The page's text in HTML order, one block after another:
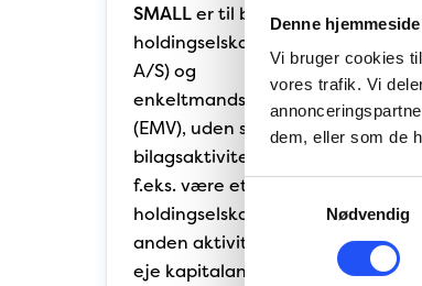
Denne
Vi bruger cookies
vores trafik. Vi
dem, eller som de
Samtykkevalg
Nødvendig
SMALLer til både
holdingselskaber (ApS og
A/S) og
enkeltmandsvirksomheder
(EMV), uden stor
bilagsaktivitet. Det kan
f.eks. være et
holdingselskab uden
anden aktivitet end at
eje kapitalandele eller